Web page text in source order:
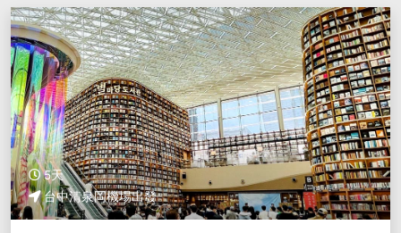
5天
台中清泉岡機場出發